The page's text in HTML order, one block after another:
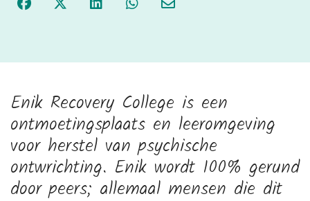
Enik Recovery College is een
ontmoetingsplaats en leeromgeving
voor herstel van psychische
ontwrichting. Enik wordt 100% gerund
door peers; allemaal mensen die dit